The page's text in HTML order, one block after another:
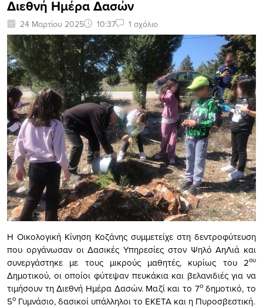
Διεθνή Ημέρα Δασών
24 Μαρτίου 2025 10:37 1 σχόλιο
H Οικολογική Κίνηση Κοζάνης συμμετείχε στη δεντροφύτευση
που οργάνωσαν οι Δασικές Υπηρεσίες στον Ψηλό ΑηΛιά και
συνεργάστηκε με τους μικρούς μαθητές, κυρίως του 2ου
Δημοτικού, οι οποίοι φύτεψαν πευκάκια και βελανιδιές για να
τιμήσουν τη Διεθνή Ημέρα Δασών. Μαζί και το 7οδημοτικό, το
5ο Γυμνάσιο, δασικοί υπάλληλοι το ΕΚΕΤΑ και η Πυροσβεστική.